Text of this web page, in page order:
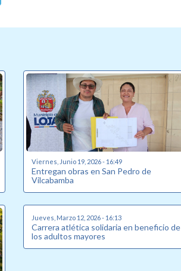
Viernes, Junio 19, 2026 - 16:49
Entregan obras en San Pedro de
Vilcabamba
Jueves, Marzo 12, 2026 - 16:13
Carrera atlética solidaria en beneficio de
los adultos mayores